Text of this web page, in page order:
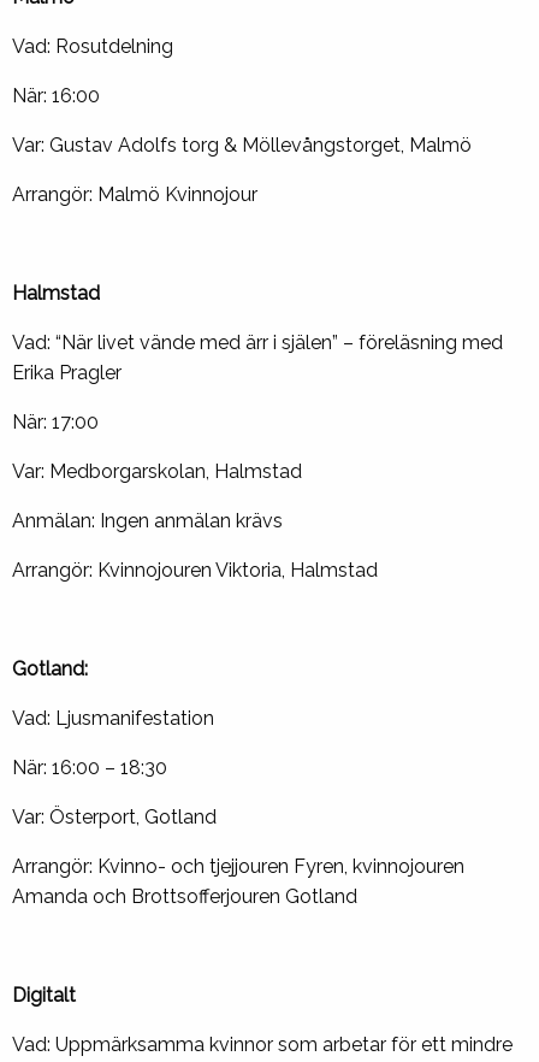
Vad: Rosutdelning
När: 16:00
Var: Gustav Adolfs torg & Möllevångstorget, Malmö
Arrangör: Malmö Kvinnojour
Halmstad
Vad: “När livet vände med ärr i själen” – föreläsning med
Erika Pragler
När: 17:00
Var: Medborgarskolan, Halmstad
Anmälan: Ingen anmälan krävs
Arrangör: Kvinnojouren Viktoria, Halmstad
Gotland:
Vad: Ljusmanifestation
När: 16:00 – 18:30
Var: Österport, Gotland
Arrangör: Kvinno- och tjejjouren Fyren, kvinnojouren
Amanda och Brottsofferjouren Gotland
Digitalt
Vad: Uppmärksamma kvinnor som arbetar för ett mindre